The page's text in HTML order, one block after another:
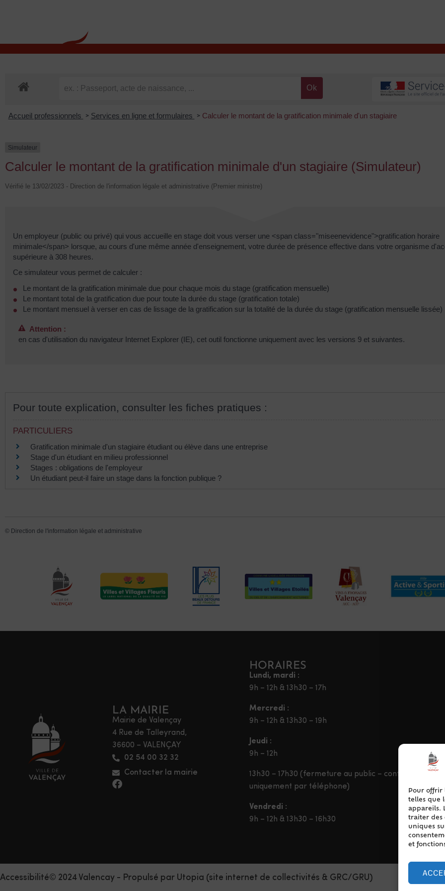
Pour offrir
telles que
appareils.
traiter des
uniques
et
Accueil professionnels > Services en ligne et formulaires > Calculer le montant de la gratification minimale d'un stagiaire
Simulateur
Calculer le montant de la gratification minimale d'un stagiaire (Simulateur)
Vérifié le 13/02/2023 - Direction de l'information légale et administrative (Premier ministre)
Un employeur (public ou privé) qui vous accueille en stage doit vous verser une <span class="miseenevidence">gratification horaire
minimale</span> lorsque, au cours d'une même année d'enseignement, votre durée de présence effective dans votre organisme
supérieure à 308 heures.
Ce simulateur vous permet de calculer :
Le montant de la gratification minimale due pour chaque mois du stage (gratification mensuelle)
Le montant total de la gratification due pour toute la durée du stage (gratification totale)
Le montant mensuel à verser en cas de lissage de la gratification sur la totalité de la durée du stage (gratification mensuelle lissée)
Attention :
en cas d'utilisation du navigateur Internet Explorer (IE), cet outil fonctionne uniquement avec les versions 9 et suivantes.
Pour toute explication, consulter les fiches pratiques :
PARTICULIERS
Gratification minimale d'un stagiaire étudiant ou élève dans une entreprise
Stage d'un étudiant en milieu professionnel
Stages : obligations de l'employeur
Un étudiant peut-il faire un stage dans la fonction publique ?
© Direction de l'information légale et administrative
LA MAIRIE
Mairie de Valençay
4 Rue de Talleyrand,
36600 – VALENÇAY
02 54 00 32 32
Contacter la mairie
HORAIRES
Lundi, mardi :
9h – 12h & 13h30 – 17h
Mercredi :
9h – 12h & 13h30 – 19h
Jeudi :
9h – 12h
13h30 – 17h30 (fermeture au public – contact
uniquement par téléphone)
Vendredi :
9h – 12h & 13h30 – 16h30
Accessibilité© 2024 Valencay - Propulsé par Utopia (site internet de collectivités & GRC/GRU)